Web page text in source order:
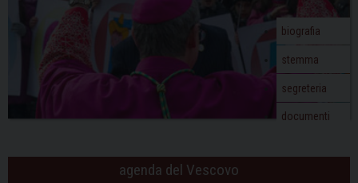
biografia
stemma
segreteria
documenti
agenda del Vescovo